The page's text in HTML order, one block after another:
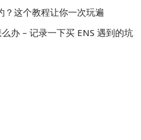
？这个教程让你一次玩遍
办 – 记录一下买 ENS 遇到的坑